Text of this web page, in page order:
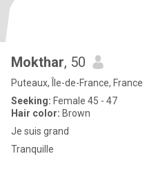
Mokthar, 50
Puteaux, Île-de-France, France
Seeking: Female 45 - 47
Hair color: Brown
Je suis grand
Tranquille